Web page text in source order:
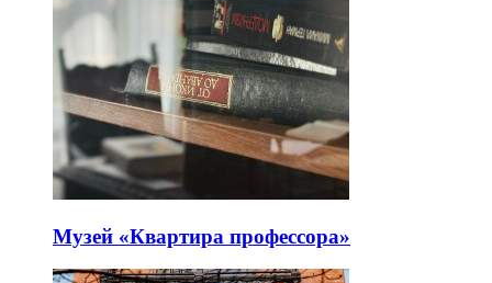
Музей «Квартира профессора»